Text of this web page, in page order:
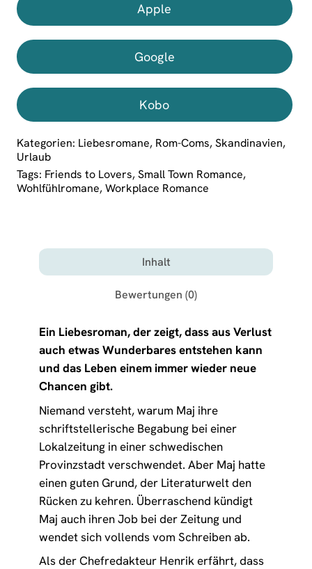
Apple
Google
Kobo
Kategorien: Liebesromane, Rom-Coms, Skandinavien,
Urlaub
Tags: Friends to Lovers, Small Town Romance,
Wohlfühlromane, Workplace Romance
Inhalt
Bewertungen (0)
Ein Liebesroman, der zeigt, dass aus Verlust
auch etwas Wunderbares entstehen kann
und das Leben einem immer wieder neue
Chancen gibt.
Niemand versteht, warum Maj ihre
schriftstellerische Begabung bei einer
Lokalzeitung in einer schwedischen
Provinzstadt verschwendet. Aber Maj hatte
einen guten Grund, der Literaturwelt den
Rücken zu kehren. Überraschend kündigt
Maj auch ihren Job bei der Zeitung und
wendet sich vollends vom Schreiben ab.
Als der Chefredakteur Henrik erfährt, dass